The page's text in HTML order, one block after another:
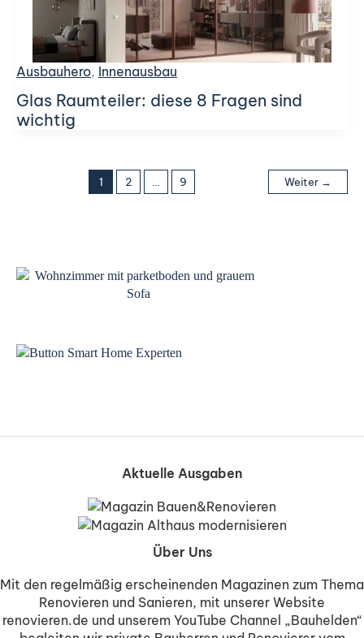
Ausbauhero, Innenausbau
Glas Raumteiler: diese 8 Fragen sind
wichtig
1 2 9 Weiter →
Aktuelle Ausgaben
Über Uns
Mit den regelmäßig erscheinenden Magazinen zum Thema
Renovieren und Sanieren, mit unserer Website
renovieren.de und unserem YouTube Channel „Bauhelden“